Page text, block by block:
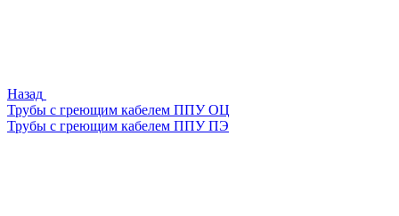
Назад
Трубы с греющим кабелем ППУ ОЦ
Трубы с греющим кабелем ППУ ПЭ